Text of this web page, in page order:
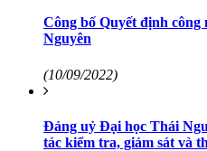
Công bố Quyết định
Nguyên
(10/09/2022)
Đảng uỷ Đại học Thái
tác kiểm tra, giám sát và